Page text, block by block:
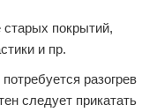
покрытий,
и пр.
разогрев
следует прикатать